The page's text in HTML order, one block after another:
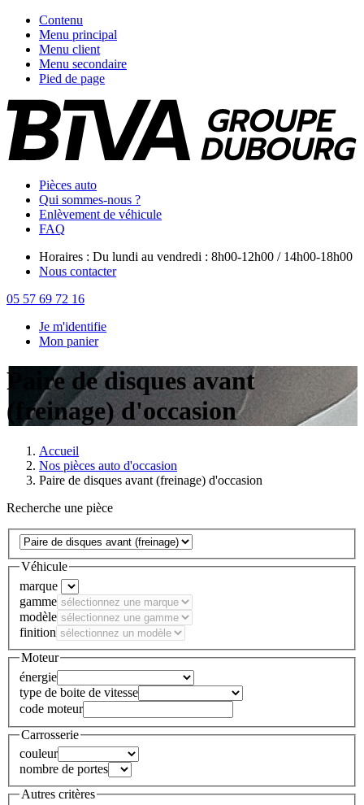
Contenu
Menu principal
Menu client
Menu secondaire
Pied de page
Pièces auto
Qui sommes-nous ?
Enlèvement de véhicule
FAQ
Horaires : Du lundi au vendredi : 8h00-12h00 / 14h00-18h00
Nous contacter
05 57 69 72 16
Je m'identifie
Mon panier
Paire de disques avant
(freinage) d'occasion
Accueil
Nos pièces auto d'occasion
Paire de disques avant (freinage) d'occasion
Recherche une pièce
Véhicule
marque
gamme
modèle
finition
Moteur
énergie
type de boite de vitesse
code moteur
Carrosserie
couleur
nombre de portes
Autres critères